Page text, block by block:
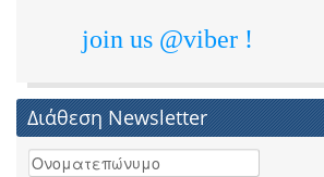
join us @viber !
Διάθεση Newsletter